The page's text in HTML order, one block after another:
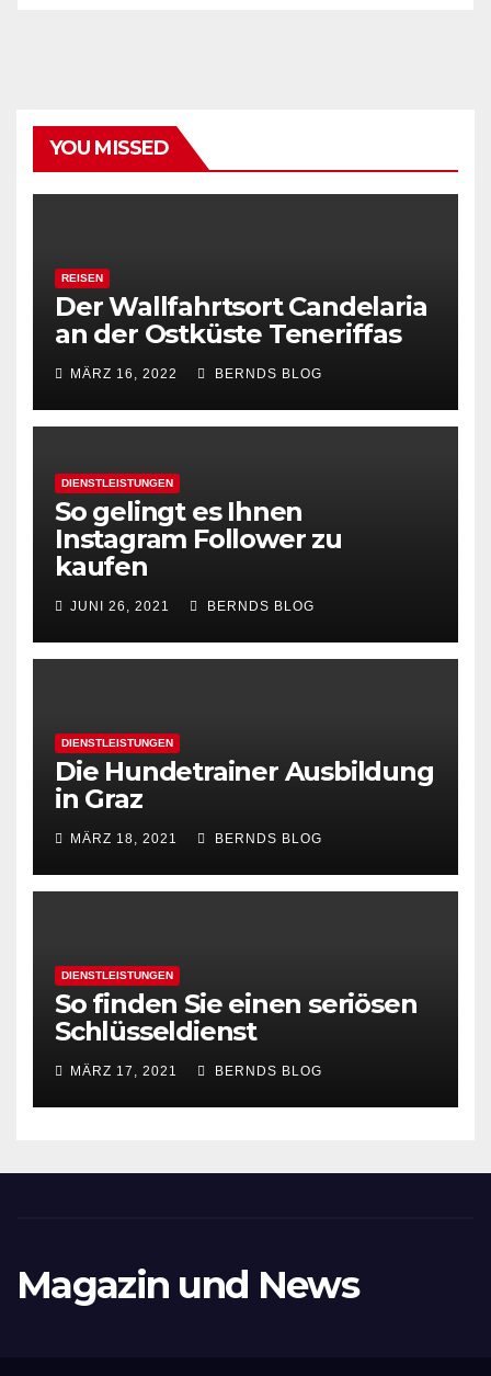
YOU MISSED
REISEN
Der Wallfahrtsort Candelaria
an der Ostküste Teneriffas
MÄRZ 16, 2022 BERNDS BLOG
DIENSTLEISTUNGEN
So gelingt es Ihnen
Instagram Follower zu
kaufen
JUNI 26, 2021 BERNDS BLOG
DIENSTLEISTUNGEN
Die Hundetrainer Ausbildung
in Graz
MÄRZ 18, 2021 BERNDS BLOG
DIENSTLEISTUNGEN
So finden Sie einen seriösen
Schlüsseldienst
MÄRZ 17, 2021 BERNDS BLOG
Magazin und News